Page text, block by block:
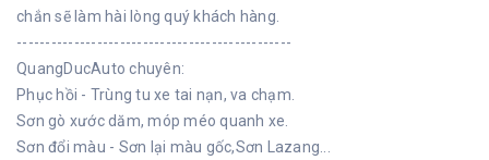
chắn sẽ làm hài lòng quý khách hàng.
------------------------------------------------
QuangDucAuto chuyên:
Phục hồi - Trùng tu xe tai nạn, va chạm.
Sơn gò xước dăm, móp méo quanh xe.
Sơn đổi màu - Sơn lại màu gốc,Sơn Lazang...